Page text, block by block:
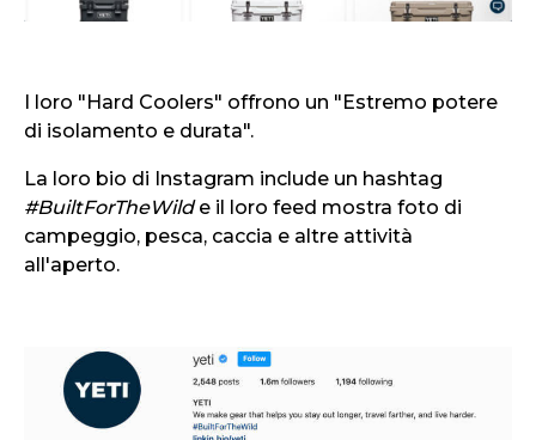
I loro "Hard Coolers" offrono un "Estremo potere
di isolamento e durata".
La loro bio di Instagram include un hashtag
#BuiltForTheWilde il loro feed mostra foto di
campeggio, pesca, caccia e altre attività
all'aperto.